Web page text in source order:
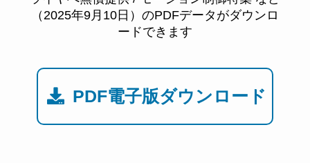
（2025年9月10日）のPDFデータがダウンロ
ードできます
PDF電子版ダウンロード